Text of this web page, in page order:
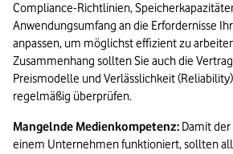
Compliance-Richtlinien,
Anwendungsumfang an die Erfordernisse
anpassen, um möglichst effizient zu
Zusammenhang sollten Sie auch die
Preismodelle und Verlässlichkeit
regelmäßig überprüfen.
Mangelnde Medienkompetenz: Damit
einem Unternehmen funktioniert, sollten